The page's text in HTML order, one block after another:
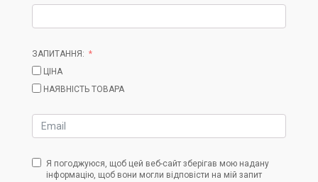
ЗАПИТАННЯ:
ЦІНА
НАЯВНІСТЬ ТОВАРА
Я погоджуюся, щоб цей веб-сайт зберігав мою надану
інформацію, щоб вони могли відповісти на мій запит